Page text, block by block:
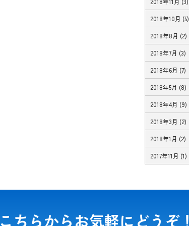
2018年10月 (5)
2018年8月 (2)
2018年7月 (3)
2018年6月 (7)
2018年5月 (8)
2018年4月 (9)
2018年3月 (2)
2018年1月 (2)
2017年11月 (1)
こちらからお気軽にどうぞ！